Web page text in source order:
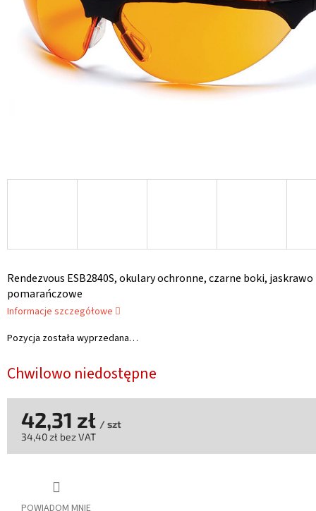
Chwilowo niedostępne
Pozycja została wyprzedana…
Rendezvous ESB2840S, okulary ochronne, czarne boki, jaskrawo
pomarańczowe
Informacje szczegółowe
42,31 zł / szt
34,40 zł bez VAT